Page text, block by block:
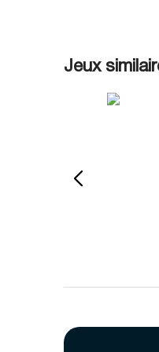
Jeux